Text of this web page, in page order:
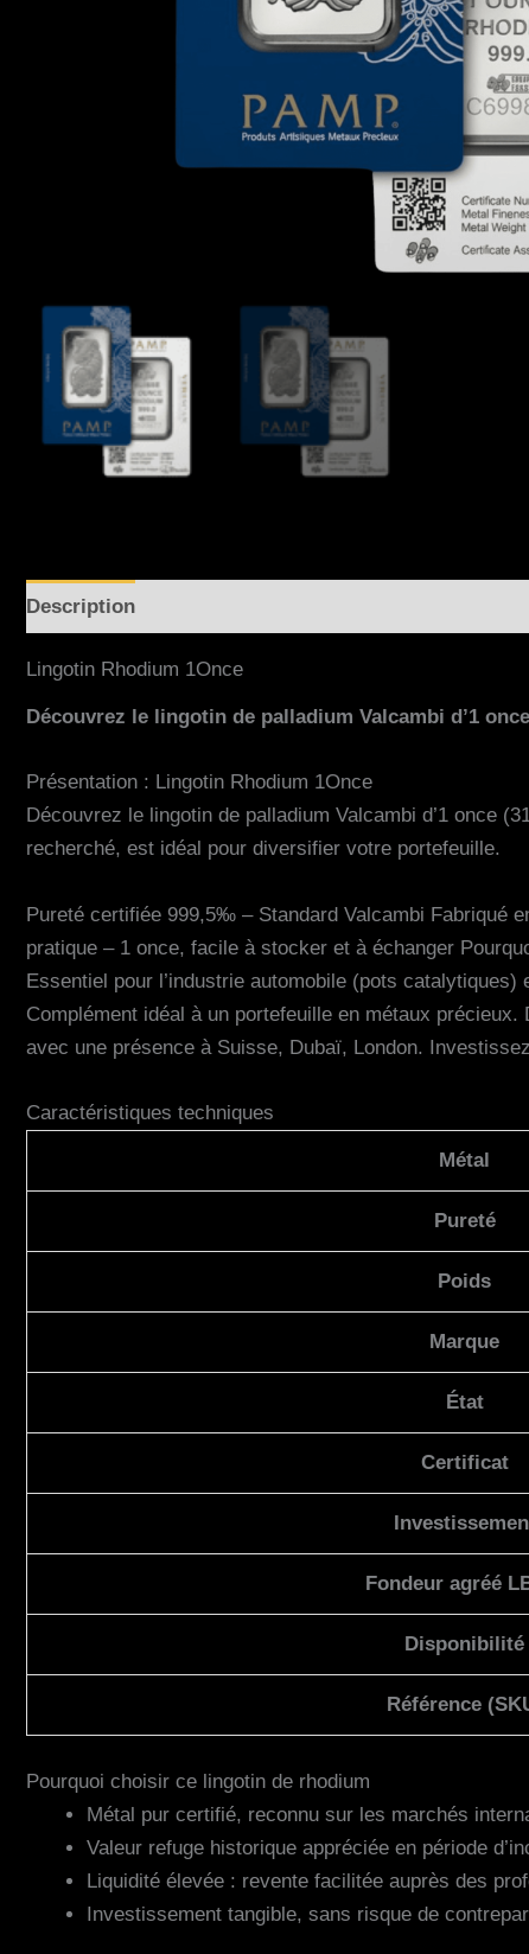
Description
Lingotin Rhodium 1Once
Découvrez le lingotin de palladium Valcambi d’1
Présentation : Lingotin Rhodium 1Once
Découvrez le lingotin de palladium Valcambi d’1 once
recherché, est idéal pour diversifier votre portefeuille.
Pureté certifiée 999,5‰ – Standard Valcambi Fabriqué
pratique – 1 once, facile à stocker et à échanger
Essentiel pour l’industrie automobile (pots
Complément idéal à un portefeuille en métaux
avec une présence à Suisse, Dubaï, London.
Caractéristiques techniques
Métal
Pureté
Poids
Marque
État
Certificat
Fondeur agréé
Disponibilité
Référence
Pourquoi choisir ce lingotin de rhodium
Métal pur certifié, reconnu sur les marchés
Valeur refuge historique appréciée en période
Liquidité élevée : revente facilitée auprès des
Investissement tangible, sans risque de